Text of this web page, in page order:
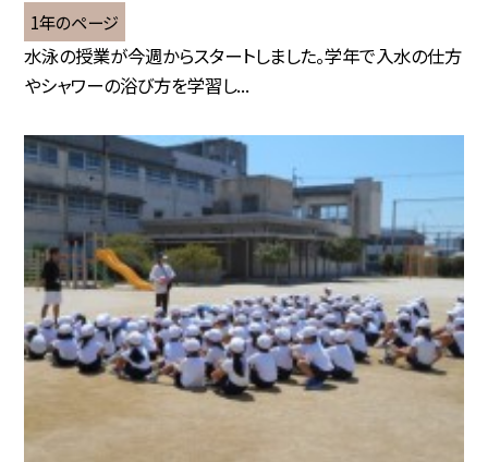
1年のページ
水泳の授業が今週からスタートしました。学年で入水の仕方
やシャワーの浴び方を学習し...